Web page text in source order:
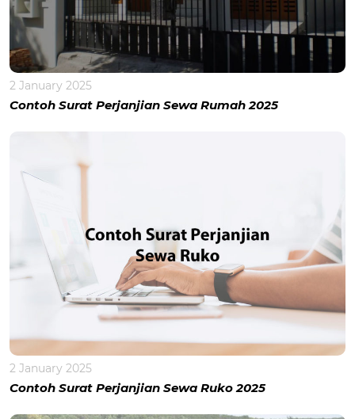
2 January 2025
Contoh Surat Perjanjian Sewa Rumah 2025
2 January 2025
Contoh Surat Perjanjian Sewa Ruko 2025